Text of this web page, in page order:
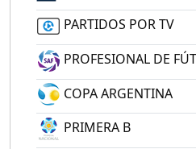
PARTIDOS POR TV
PROFESIONAL DE
COPA ARGENTINA
PRIMERA B